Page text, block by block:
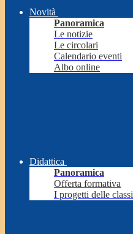
Novità
Panoramica
Le notizie
Le circolari
Calendario eventi
Albo online
Didattica
Panoramica
Offerta formativa
I progetti delle classi